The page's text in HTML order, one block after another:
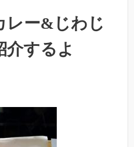
レー&じわじ
介するよ